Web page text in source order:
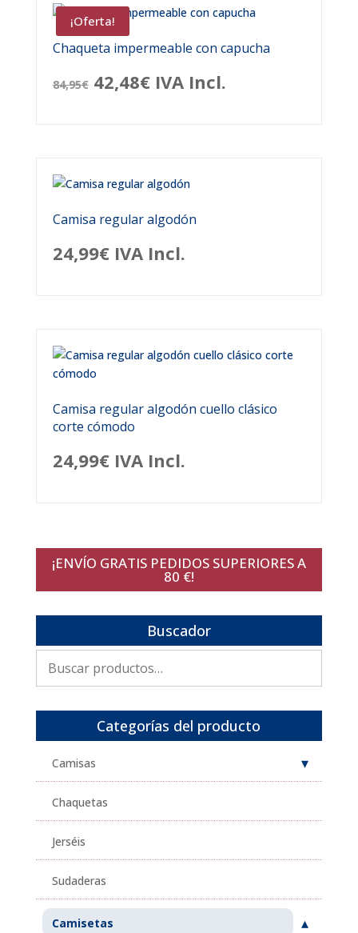
¡Oferta!
Chaqueta impermeable con capucha
84,95€ El
42,48€ElIVA Incl.
Camisa regular algodón
24,99€ IVA Incl.
Camisa regular algodón cuello clásico
corte cómodo
24,99€ IVA Incl.
¡ENVÍO GRATIS PEDIDOS SUPERIORES A
80 €!
Buscador
por:
Categorías del producto
Camisas
Chaquetas
Jerséis
Sudaderas
Camisetas